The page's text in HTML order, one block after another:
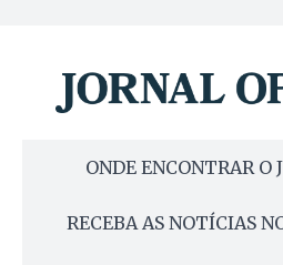
ONDE ENCONTRAR O
RECEBA AS NOTÍCIAS